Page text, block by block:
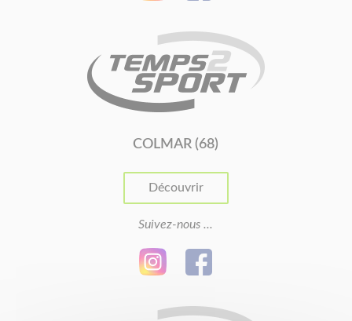
COLMAR (68)
Découvrir
Suivez-nous ...